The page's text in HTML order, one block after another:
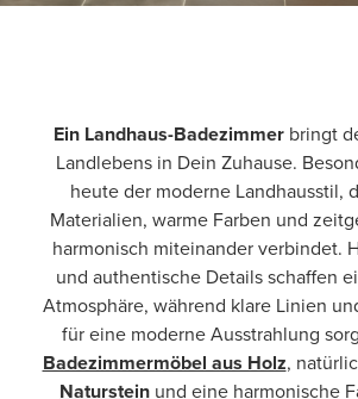
Ein Landhaus-Badezimmer bringt
Landlebens in Dein Zuhause.
heute der moderne Landhausstil,
Materialien, warme Farben und
harmonisch miteinander verbindet.
und authentische Details schaffen
Atmosphäre, während klare Linien
für eine moderne Ausstrahlung
Badezimmermöbel aus Holz,
Naturstein und eine harmonische